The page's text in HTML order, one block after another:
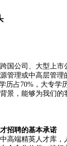
国公司、大型上市
管理或中高层管理
历占70%，大专学
景，能够为我们
招聘的基本承诺
高端精英人才库，